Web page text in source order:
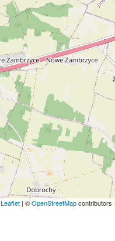
Leaflet | ©OpenStreetMapcontributors